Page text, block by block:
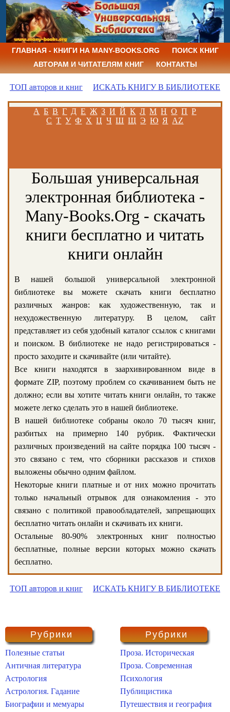
ГЛАВНАЯ - КНИГИ НА MANY-BOOKS.ORG
ПОИСК КНИГ
АВТОРАМ И ЧИТАТЕЛЯМ КНИГ
КОНТАКТЫ
ТОП авторов и книг ИСКАТЬ КНИГУ В БИБЛИОТЕКЕ
А Б В Г Д Е Ж З И Й К Л М Н О П Р
С Т У Ф Х Ц Ч Ш Щ Э Ю Я AZ
Большая универсальная
электронная библиотека -
Many-Books.Org - скачать
книги бесплатно и читать
книги онлайн
В нашей большой универсальной электронной
библиотеке вы можете скачать книги бесплатно
различных жанров: как художественную, так и
нехудожественную литературу. В целом, сайт
представляет из себя удобный каталог ссылок с книгами
и поиском. В библиотеке не надо регистрироваться -
просто заходите и скачивайте (или читайте).
Все книги находятся в заархивированном виде в
формате ZIP, поэтому проблем со скачиванием быть не
должно; если вы хотите читать книги онлайн, то также
можете легко сделать это в нашей библиотеке.
В нашей библиотеке собраны около 70 тысяч книг,
разбитых на примерно 140 рубрик. Фактически
различных произведений на сайте порядка 100 тысяч -
это связано с тем, что сборники рассказов и стихов
выложены обычно одним файлом.
Некоторые книги платные и от них можно прочитать
только начальный отрывок для ознакомления - это
связано с политикой правообладателей, запрещающих
бесплатно читать онлайн и скачивать их книги.
Остальные 80-90% электронных книг полностью
бесплатные, полные версии которых можно скачать
бесплатно.
ТОП авторов и книг ИСКАТЬ КНИГУ В БИБЛИОТЕКЕ
Рубрики
Полезные статьи
Античная литература
Астрология
Астрология. Гадание
Биографии и мемуары
Рубрики
Проза. Историческая
Проза. Современная
Психология
Публицистика
Путешествия и география